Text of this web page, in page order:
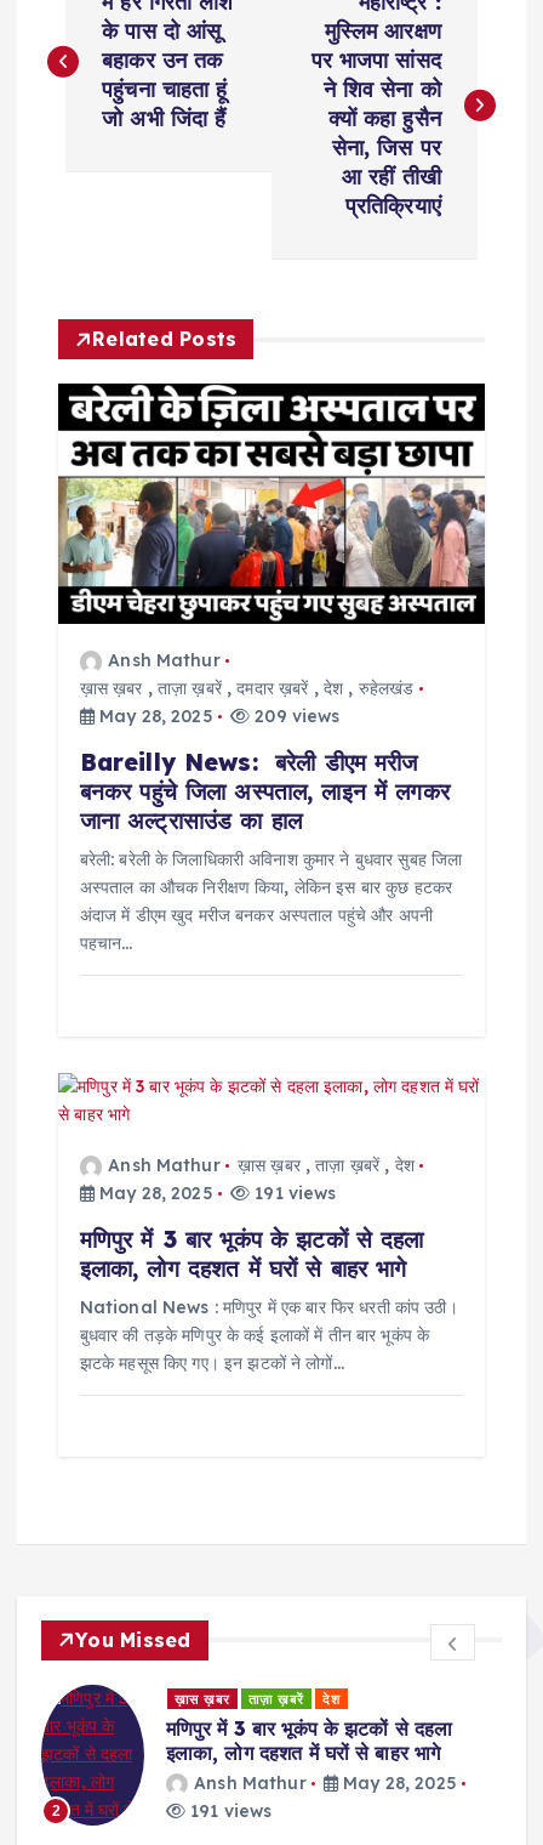
o
v
g
a
t
के पास दो आंसू
बहाकर उन तक
पहुंचना चाहता हूं
जो अभी जिंदा हैं
मुस्लिम आरक्षण
पर भाजपा सांसद
ने शिव सेना को
क्यों कहा हुसैन
सेना, जिस पर
आ रहीं तीखी
प्रतिक्रियाएं
Related Posts
Ansh Mathur
ख़ास ख़बर ,ताज़ा ख़बरें,दमदार ख़बरें , देश , रुहेलखंड
May 28, 2025
209 views
Bareilly News: बरेली डीएम मरीज
बनकर पहुंचे जिला अस्पताल, लाइन में लगकर
जाना अल्ट्रासाउंड का हाल
बरेली: बरेली के जिलाधिकारी अविनाश कुमार ने बुधवार सुबह जिला
अस्पताल का औचक निरीक्षण किया, लेकिन इस बार कुछ हटकर
अंदाज में डीएम खुद मरीज बनकर अस्पताल पहुंचे और अपनी
पहचान…
Ansh Mathur ख़ास ख़बर,ताज़ा ख़बरें , देश
May 28, 2025
191 views
मणिपुर में 3 बार भूकंप के झटकों से दहला
इलाका, लोग दहशत में घरों से बाहर भागे
National News : मणिपुर में एक बार फिर धरती कांप उठी।
बुधवार की तड़के मणिपुर के कई इलाकों में तीन बार भूकंप के
झटके महसूस किए गए। इन झटकों ने लोगों…
You Missed
2
ख़ास ख़बर ताज़ा ख़बरें देश
मणिपुर में 3 बार भूकंप के झटकों से दहला
इलाका, लोग दहशत में घरों से बाहर भागे
Ansh Mathur
May 28, 2025
191 views